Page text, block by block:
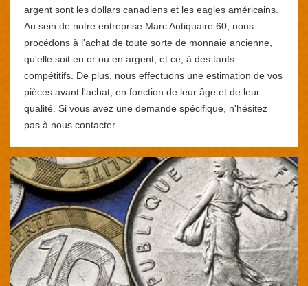
argent sont les dollars canadiens et les eagles américains.
Au sein de notre entreprise Marc Antiquaire 60, nous
procédons à l'achat de toute sorte de monnaie ancienne,
qu'elle soit en or ou en argent, et ce, à des tarifs
compétitifs. De plus, nous effectuons une estimation de vos
pièces avant l'achat, en fonction de leur âge et de leur
qualité. Si vous avez une demande spécifique, n'hésitez
pas à nous contacter.